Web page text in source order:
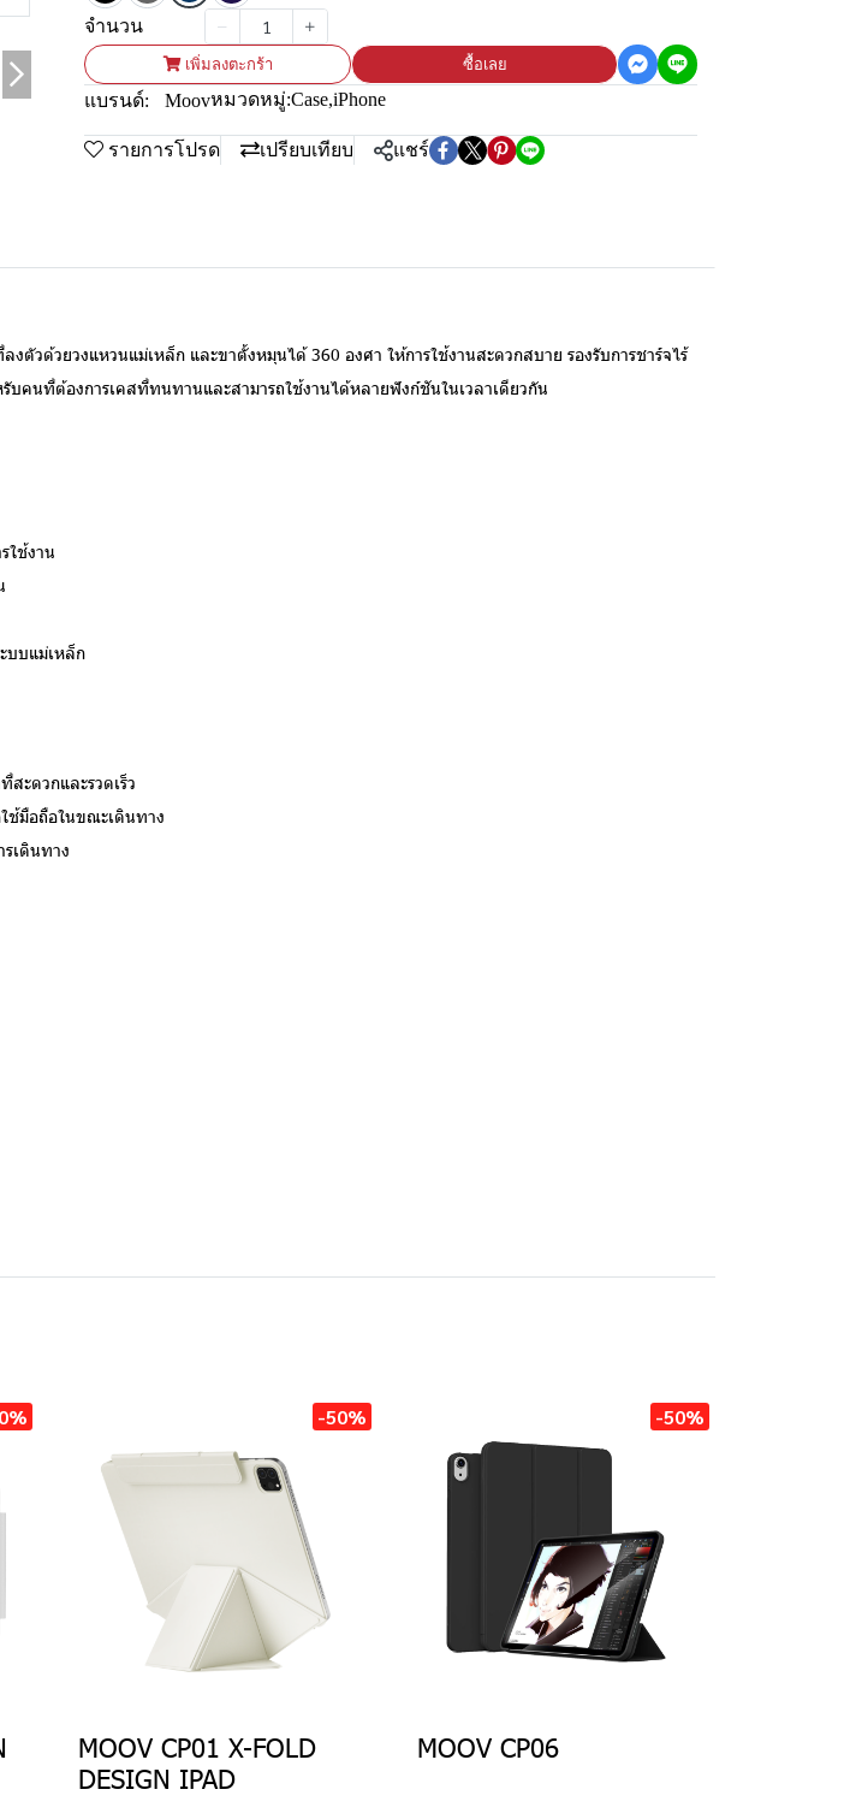
จำนวน
เพิ่มลงตะกร้า ซื้อเลย
แบรนด์: Moovหมวดหมู่:Case,iPhone
รายการโปรด เปรียบเทียบ แชร์
วด้วยวงแหวนแม่เหล็ก และขาตั้งหมุนได้ 360 องศา ให้การใช้งานสะดวกสบาย รองรับการชาร์จไร้
คนที่ต้องการเคสที่ทนทานและสามารถใช้งานได้หลายฟังก์ชันในเวลาเดียวกัน
ใช้งาน
บบแม่เหล็ก
สะดวกและรวดเร็ว
ช้มือถือในขณะเดินทาง
เดินทาง
-50%
MOOV CP01 X-FOLD
DESIGN IPAD
-50%
MOOV CP06